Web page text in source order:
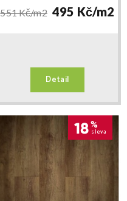
551 Kč/m2 495 Kč/m2
Detail
18%
sleva